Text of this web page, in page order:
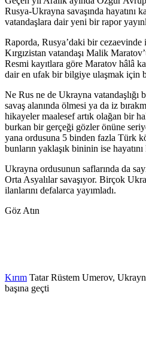
Rusya-Ukrayna savaşında hayatını
vatandaşlara dair yeni bir rapor
Raporda, Rusya’daki bir cezaevinde
Kırgızistan vatandaşı Malik
Resmi kayıtlara göre Maratov hâlâ
dair en ufak bir bilgiye ulaşmak için
Ne Rus ne de Ukrayna vatandaşlığı
savaş alanında ölmesi ya da iz
hikayeler maalesef artık olağan bir
burkan bir gerçeği gözler önüne
yana ordusuna 5 binden fazla Türk
bunların yaklaşık bininin ise
Ukrayna ordusunun saflarında da
Orta Asyalılar savaşıyor. Birçok
ilanlarını defalarca yayımladı.
Göz Atın
Kırım Tatar Rüstem Umerov,
başına geçti